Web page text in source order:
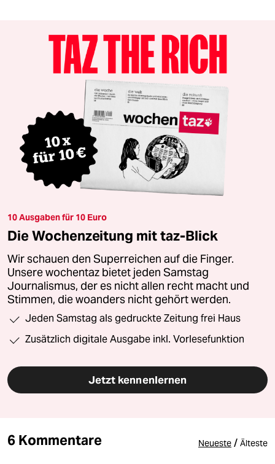
10 Ausgaben für 10 Euro
Die Wochenzeitung mit taz-Blick
Wir schauen den Superreichen auf die Finger.
Unsere wochentaz bietet jeden Samstag
Journalismus, der es nicht allen recht macht und
Stimmen, die woanders nicht gehört werden.
Jeden Samstag als gedruckte Zeitung frei Haus
Zusätzlich digitale Ausgabe inkl. Vorlesefunktion
Jetzt kennenlernen
6 Kommentare Neueste / Älteste